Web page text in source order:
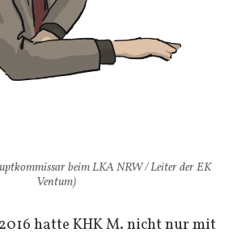
beim LKA NRW / Leiter der EK
Ventum)
hatte KHK M. nicht nur mit